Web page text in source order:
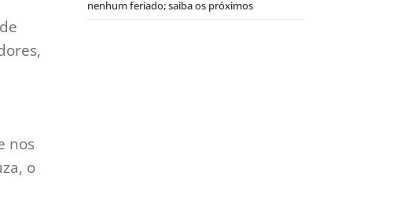
nos
o
nenhum feriado; saiba os próximos